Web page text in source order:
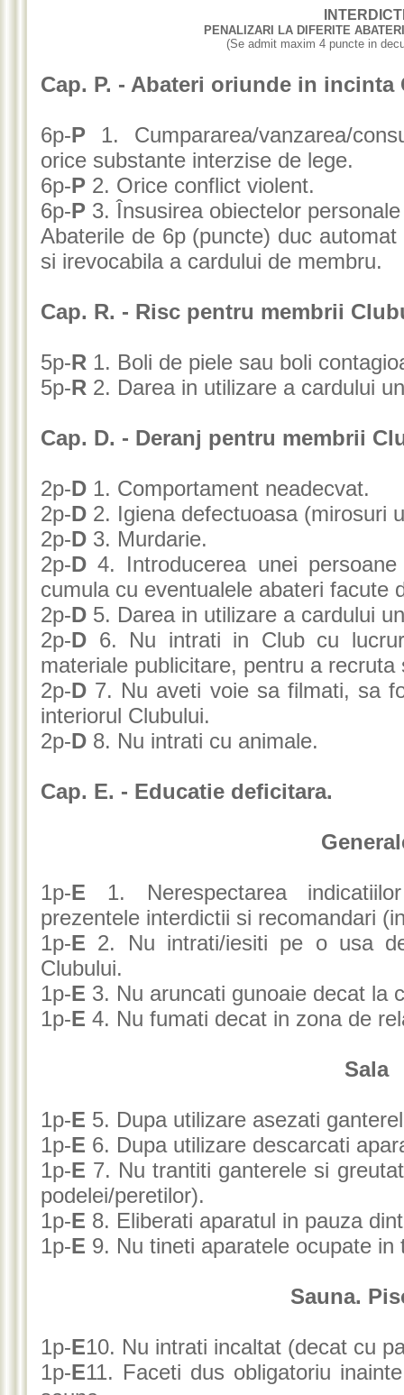
PENALIZARI LA DIFERITE
(Se admit maxim 4 puncte in
Cap. P. - Abateri oriunde in incinta
6p-P 1. Cumpararea/vanzarea/
orice substante interzise de lege.
6p-P 2. Orice conflict violent.
6p-P 3. Însusirea obiectelor
Abaterile de 6p (puncte) duc
si irevocabila a cardului de membru.
Cap. R. - Risc pentru membrii
5p-R 1. Boli de piele sau boli
5p-R 2. Darea in utilizare a cardului
Cap. D. - Deranj pentru membrii
2p-D 1. Comportament neadecvat.
2p-D 2. Igiena defectuoasa (mirosuri
2p-D 3. Murdarie.
2p-D 4. Introducerea unei
cumula cu eventualele abateri facute
2p-D 5. Darea in utilizare a cardului
2p-D 6. Nu intrati in Club cu
materiale publicitare, pentru a
2p-D 7. Nu aveti voie sa filmati, sa
interiorul Clubului.
2p-D 8. Nu intrati cu animale.
Cap. E. - Educatie deficitara.
1p-E 1. Nerespectarea
prezentele interdictii si recomandari
1p-E 2. Nu intrati/iesiti pe o usa
Clubului.
1p-E 3. Nu aruncati gunoaie decat la
1p-E 4. Nu fumati decat in zona de
Sala
1p-E 5. Dupa utilizare asezati
1p-E 6. Dupa utilizare descarcati
1p-E 7. Nu trantiti ganterele si
podelei/peretilor).
1p-E 8. Eliberati aparatul in pauza
1p-E 9. Nu tineti aparatele ocupate
Sauna.
1p-E10. Nu intrati incaltat (decat cu
1p-E11. Faceti dus obligatoriu